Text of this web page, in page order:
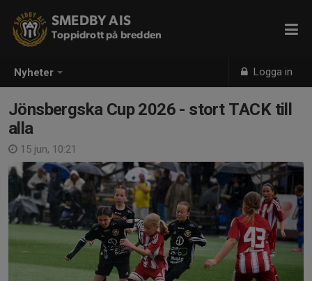
Nyheter Logga in
SMEDBY AIS
Toppidrott på bredden
Jönsbergska Cup 2026 - stort TACK till
alla
15 jun, 10:21